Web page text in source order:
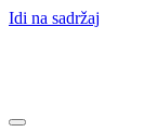
Idi na sadržaj